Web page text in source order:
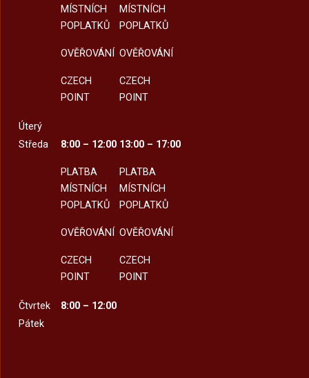
MÍSTNÍCH
POPLATKŮ
OVĚŘOVÁNÍ
CZECH
POINT
MÍSTNÍCH
POPLATKŮ
OVĚŘOVÁNÍ
CZECH
POINT
Úterý
Středa
8:00 – 12:00
PLATBA
MÍSTNÍCH
POPLATKŮ
OVĚŘOVÁNÍ
CZECH
POINT
13:00 – 17:00
PLATBA
MÍSTNÍCH
POPLATKŮ
OVĚŘOVÁNÍ
CZECH
POINT
Čtvrtek
8:00 – 12:00
Pátek